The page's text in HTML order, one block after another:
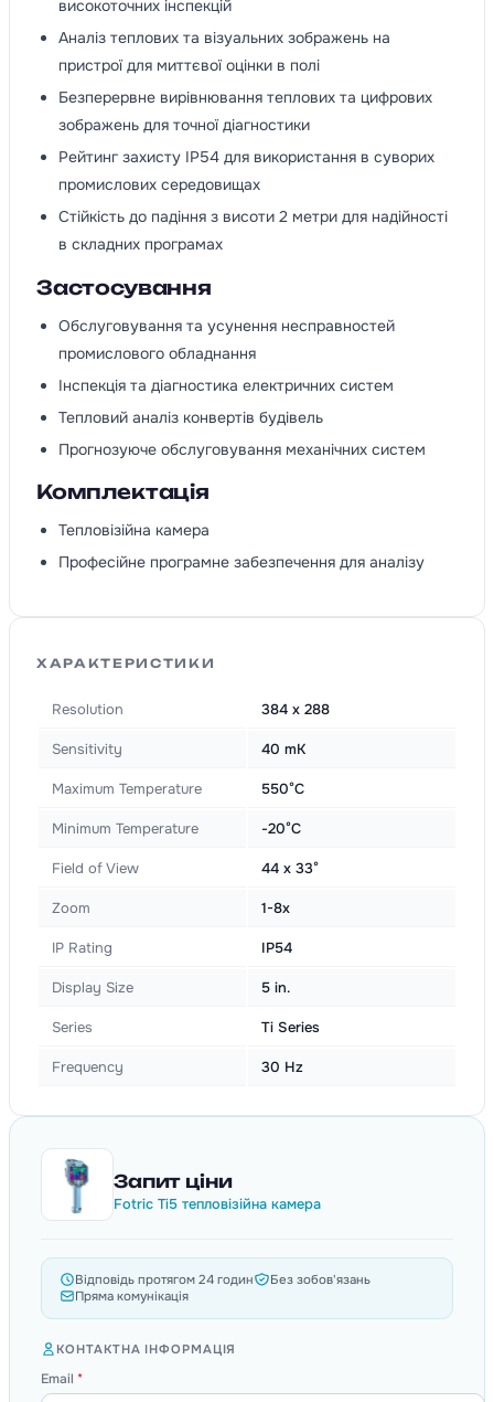
високоточних інспекцій
Аналіз теплових та візуальних зображень на
пристрої для миттєвої оцінки в полі
Безперервне вирівнювання теплових та цифрових
зображень для точної діагностики
Рейтинг захисту IP54 для використання в суворих
промислових середовищах
Стійкість до падіння з висоти 2 метри для надійності
в складних програмах
Застосування
Обслуговування та усунення несправностей
промислового обладнання
Інспекція та діагностика електричних систем
Тепловий аналіз конвертів будівель
Прогнозуюче обслуговування механічних систем
Комплектація
Тепловізійна камера
Професійне програмне забезпечення для аналізу
ХАРАКТЕРИСТИКИ
Resolution 384 x 288
Sensitivity 40 mK
Maximum Temperature 550°C
Minimum Temperature -20°C
Field of View 44 x 33°
Zoom 1-8x
IP Rating IP54
Display Size 5 in.
Series Ti Series
Frequency 30 Hz
Запит ціни
Fotric Ti5 тепловізійна камера
Відповідь протягом 24 годин
Без зобов'язань
Пряма комунікація
КОНТАКТНА ІНФОРМАЦІЯ
Email *